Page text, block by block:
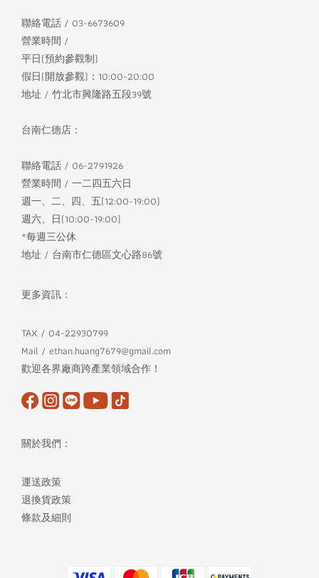
聯絡電話 / 03-6673609
營業時間 /
平日(預約參觀制)
假日(開放參觀)：10:00-20:00
地址 / 竹北市興隆路五段39號
台南仁德店：
聯絡電話 / 06-2791926
營業時間 / 一二四五六日
週一、二、四、五(12:00-19:00)
週六、日(10:00-19:00)
*每週三公休
地址 / 台南市仁德區文心路86號
更多資訊：
TAX / 04-22930799
Mail / ethan.huang7679@gmail.com
歡迎各界廠商跨產業領域合作！
關於我們：
運送政策
退換貨政策
條款及細則